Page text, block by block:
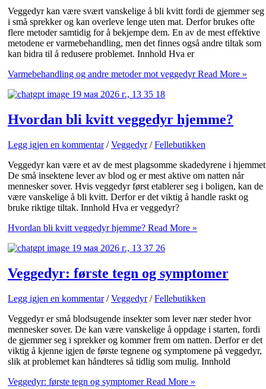
Veggedyr kan være svært vanskelige å bli kvitt fordi de gjemmer seg
i små sprekker og kan overleve lenge uten mat. Derfor brukes ofte
flere metoder samtidig for å bekjempe dem. En av de mest effektive
metodene er varmebehandling, men det finnes også andre tiltak som
kan bidra til å redusere problemet. Innhold Hva er
Varmebehandling og andre metoder mot veggedyrRead More »
Hvordan bli kvitt veggedyr hjemme?
Legg igjen en kommentar /Veggedyr/Fellebutikken
Veggedyr kan være et av de mest plagsomme skadedyrene i
De små insektene lever av blod og er mest aktive om natten når
mennesker sover. Hvis veggedyr først etablerer seg i boligen, kan de
være vanskelige å bli kvitt. Derfor er det viktig å handle raskt og
bruke riktige tiltak. Innhold Hva er veggedyr?
Hvordan bli kvitt veggedyr hjemme? Read More »
Veggedyr: første tegn og symptomer
Legg igjen en kommentar /Veggedyr/Fellebutikken
Veggedyr er små blodsugende insekter som lever nær steder hvor
mennesker sover. De kan være vanskelige å oppdage i starten, fordi
de gjemmer seg i sprekker og kommer frem om natten. Derfor er det
viktig å kjenne igjen de første tegnene og symptomene på veggedyr,
slik at problemet kan håndteres så tidlig som mulig. Innhold
Veggedyr: første tegn og symptomerRead More »